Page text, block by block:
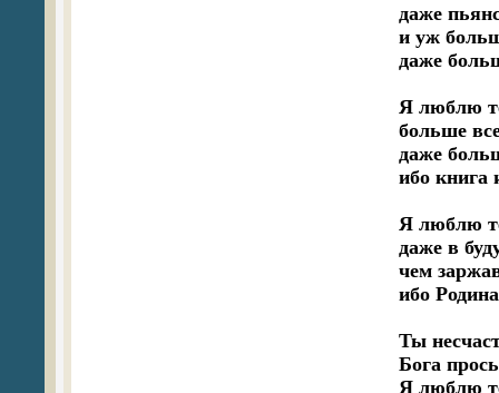
даже
и уж
даже
Я люблю
больше
даже
ибо книга
Я люблю
даже в
чем
ибо
Ты
Бога
Я люблю